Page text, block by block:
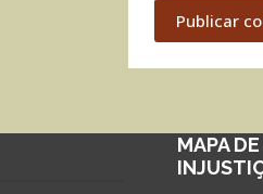
Publicar
MAPA